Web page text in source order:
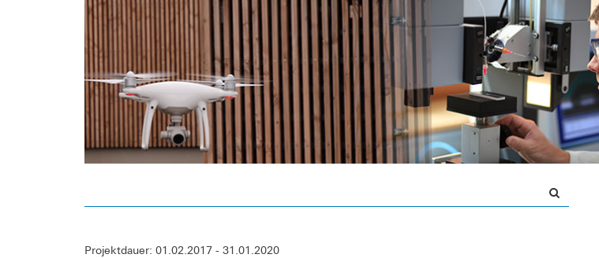
Projektdauer: 01.02.2017 - 31.01.2020